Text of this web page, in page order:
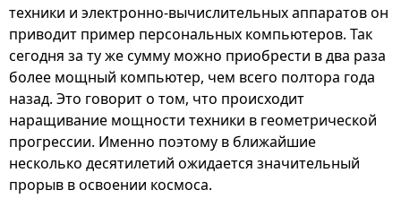
техники и электронно-вычислительных аппаратов он
приводит пример персональных компьютеров. Так
сегодня за ту же сумму можно приобрести в два раза
более мощный компьютер, чем всего полтора года
назад. Это говорит о том, что происходит
наращивание мощности техники в геометрической
прогрессии. Именно поэтому в ближайшие
несколько десятилетий ожидается значительный
прорыв в освоении космоса.